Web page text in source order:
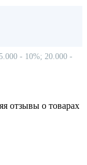
- 10%; 20.000 -
отзывы о товарах